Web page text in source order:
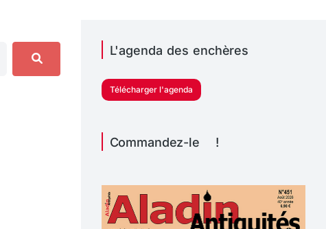
L'agenda des enchères
Télécharger l'agenda
Commandez-le !